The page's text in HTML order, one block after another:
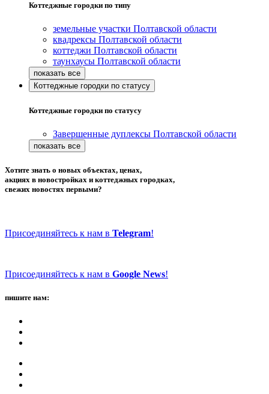
Коттеджные городки по типу
земельные участки Полтавской области
квадрексы Полтавской области
коттеджи Полтавской области
таунхаусы Полтавской области
Коттеджные городки по статусу
Коттеджные городки по статусу
Завершенные дуплексы Полтавской области
Хотите знать о новых объектах, ценах,
акциях в новостройках и коттеджных городках,
свежих новостях первыми?
Присоединяйтесь к нам в Telegram!
Присоединяйтесь к нам в Google News!
пишите нам: